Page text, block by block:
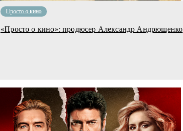
Просто о кино
«Просто о кино»: продюсер Александр Андрющенко